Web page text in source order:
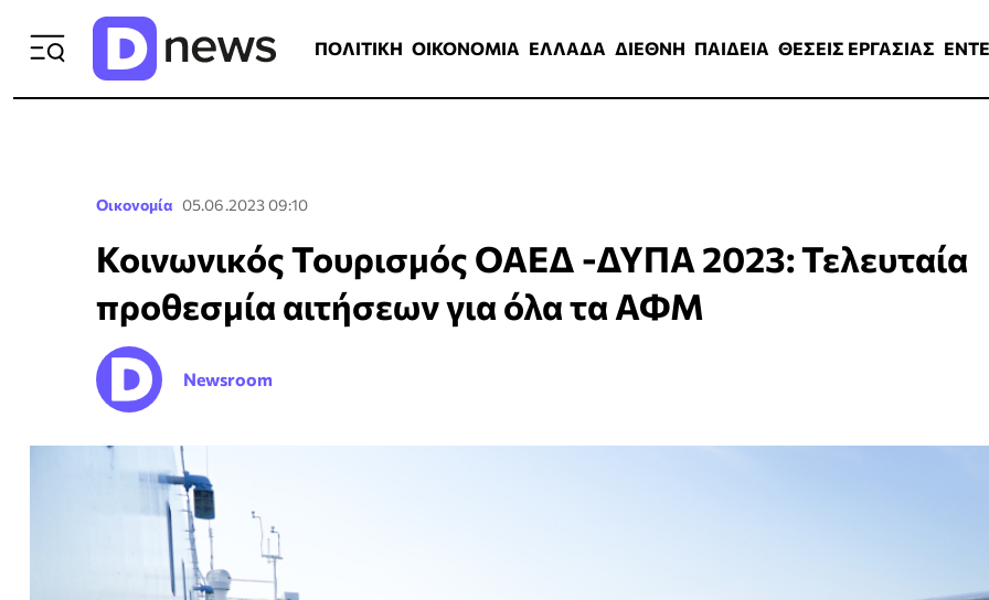
ΠΟΛΙΤΙΚΗ ΟΙΚΟΝΟΜΙΑ ΕΛΛΑΔΑ ΔΙΕΘΝΗ ΠΑΙΔΕΙΑ ΘΕΣΕΙΣ ΕΡΓΑΣΙΑΣ
Οικονομία 05.06.2023 09:10
Κοινωνικός Τουρισμός ΟΑΕΔ -ΔΥΠΑ 2023: Τελευταία
προθεσμία αιτήσεων για όλα τα ΑΦΜ
Newsroom